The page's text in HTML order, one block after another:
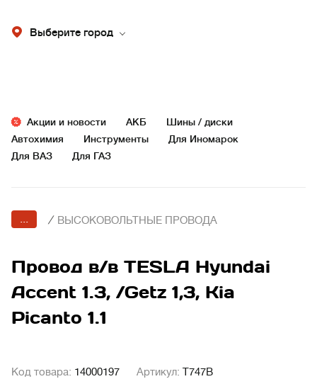
Выберите город
Акции и новости АКБ
Шины / диски
Автохимия
Инструменты
Для Иномарок
Для ВАЗ
Для ГАЗ
... / ВЫСОКОВОЛЬТНЫЕ ПРОВОДА
Провод в/в TESLA Hyundai
Accent 1.3, /Getz 1,3, Kia
Picanto 1.1
Код товара: 14000197 Артикул: T747B